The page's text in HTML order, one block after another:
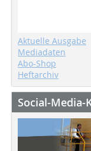
Aktuelle Ausgabe
Mediadaten
Abo-Shop
Heftarchiv
Social-Media-